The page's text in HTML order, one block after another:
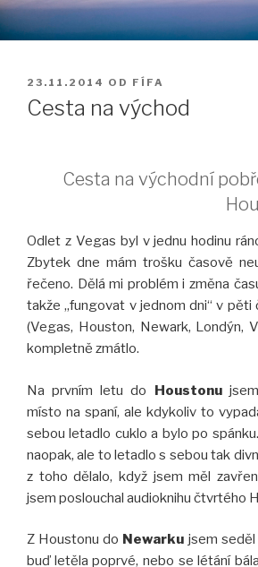
PUBLIKOVÁNO
23.11.2014 OD FÍFA
Cesta na východ
Cesta na východní
Odlet z Vegas byl v jednu hodinu
Zbytek dne mám trošku časově
řečeno. Dělá mi problém i změna
takže „fungovat v jednom dni“ v pěti
(Vegas, Houston, Newark, Londýn,
kompletně zmátlo.
Na prvním letu do Houstonu
místo na spaní, ale kdykoliv to
sebou letadlo cuklo a bylo po
naopak, ale to letadlo s sebou tak
z toho dělalo, když jsem měl
jsem poslouchal audioknihu čtvrtého
Z Houstonu do Newarku jsem
buď letěla poprvé, nebo se létání